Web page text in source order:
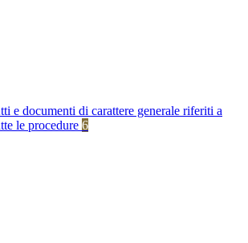
e documenti di carattere generale riferiti a
le procedure 6